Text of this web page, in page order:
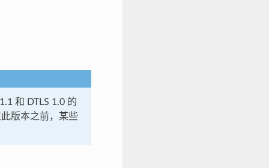
和 DTLS 1.0 的
版本之前，某些